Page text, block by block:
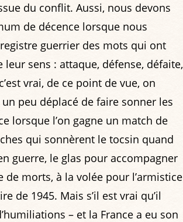
du conflit. Aussi, nous devons
de décence lorsque nous
guerrier des mots qui ont
leur sens : attaque, défense, défaite,
vrai, de ce point de vue, on
peu déplacé de faire sonner les
lorsque l’on gagne un match de
qui sonnèrent le tocsin quand
guerre, le glas pour accompagner
de morts, à la volée pour l’armistice
de 1945. Mais s’il est vrai qu’il
– et la France a eu son